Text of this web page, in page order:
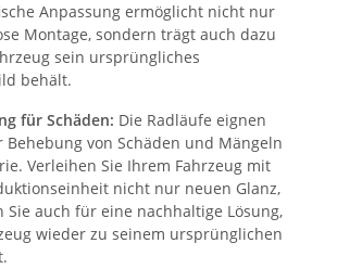
Anpassung ermöglicht nicht nur
Montage, sondern trägt auch dazu
sein ursprüngliches
behält.
für Schäden: Die Radläufe eignen
von Schäden und Mängeln
Verleihen Sie Ihrem Fahrzeug mit
nicht nur neuen Glanz,
Sie auch für eine nachhaltige Lösung,
wieder zu seinem ursprünglichen